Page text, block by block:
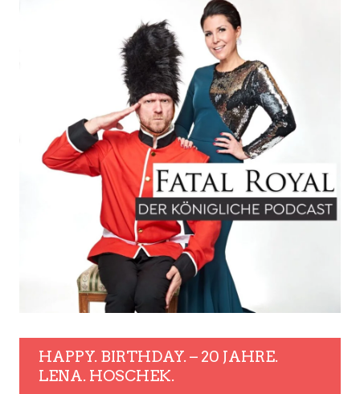
HAPPY. BIRTHDAY. – 20 JAHRE.
LENA. HOSCHEK.